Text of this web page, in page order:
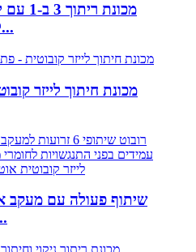
מכונת
לעיבוד תכשיטים...
מכונת חיתוך לייזר
שיתוף פעולה עם מעקב
מפני